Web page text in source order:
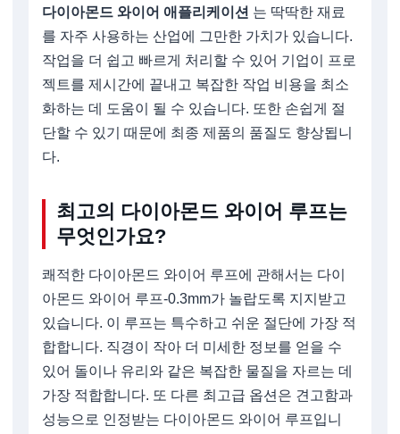
다이아몬드 와이어 애플리케이션 는 딱딱한 재료
를 자주 사용하는 산업에 그만한 가치가 있습니다.
작업을 더 쉽고 빠르게 처리할 수 있어 기업이 프로
젝트를 제시간에 끝내고 복잡한 작업 비용을 최소
화하는 데 도움이 될 수 있습니다. 또한 손쉽게 절
단할 수 있기 때문에 최종 제품의 품질도 향상됩니
다.
최고의 다이아몬드 와이어 루프는
무엇인가요?
쾌적한 다이아몬드 와이어 루프에 관해서는 다이
아몬드 와이어 루프-0.3mm가 놀랍도록 지지받고
있습니다. 이 루프는 특수하고 쉬운 절단에 가장 적
합합니다. 직경이 작아 더 미세한 정보를 얻을 수
있어 돌이나 유리와 같은 복잡한 물질을 자르는 데
가장 적합합니다. 또 다른 최고급 옵션은 견고함과
성능으로 인정받는 다이아몬드 와이어 루프입니